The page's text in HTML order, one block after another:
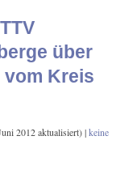
über
vom Kreis
2012aktualisiert) |keine